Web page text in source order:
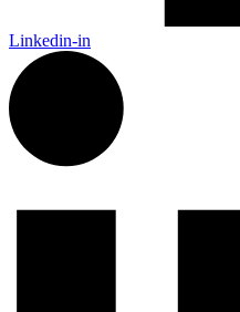
Linkedin-in